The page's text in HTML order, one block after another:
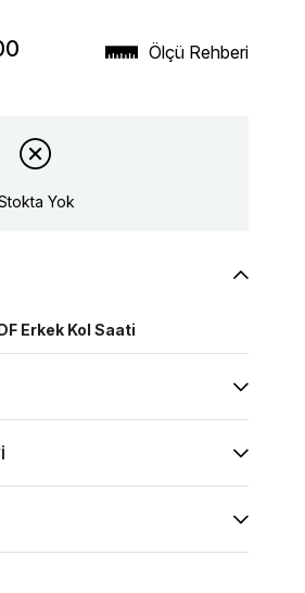
Ölçü Rehberi
Yok
Erkek Kol Saati